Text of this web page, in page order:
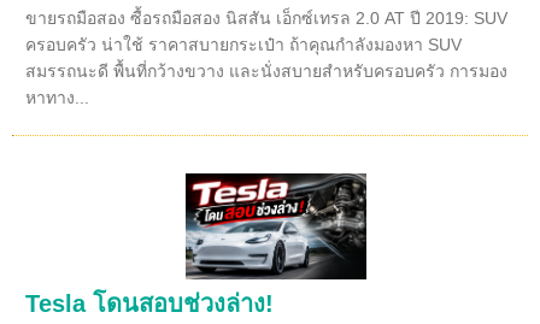
ขายรถมือสอง ซื้อรถมือสอง นิสสัน เอ็กซ์เทรล 2.0 AT ปี 2019: SUV
ครอบครัว น่าใช้ ราคาสบายกระเป๋า ถ้าคุณกำลังมองหา SUV
สมรรถนะดี พื้นที่กว้างขวาง และนั่งสบายสำหรับครอบครัว การมอง
หาทาง...
Tesla โดนสอบช่วงล่าง!